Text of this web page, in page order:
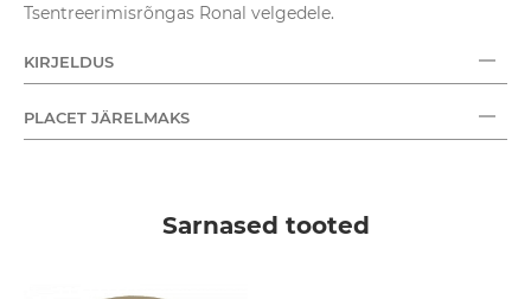
Tsentreerimisrõngas Ronal velgedele.
KIRJELDUS
PLACET JÄRELMAKS
Sarnased tooted